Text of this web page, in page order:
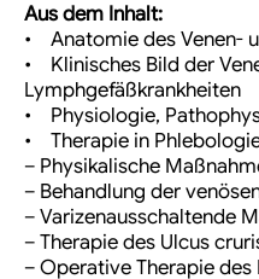
Aus dem Inhalt:
• Anatomie des Venen-
• Klinisches Bild der
Lymphgefäßkrankheiten
• Physiologie,
• Therapie in
– Physikalische
– Behandlung der
– Varizenausschaltende
– Therapie des Ulcus
– Operative Therapie